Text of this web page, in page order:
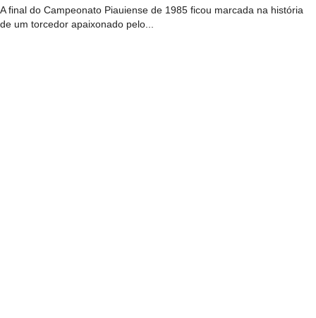
A final do Campeonato Piauiense de 1985 ficou marcada na história
de um torcedor apaixonado pelo...